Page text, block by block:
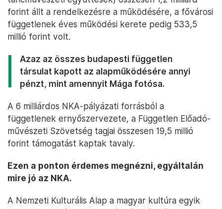
forint állt a rendelkezésre a működésére, a fővárosi
függetlenek éves működési kerete pedig 533,5
millió forint volt.
Azaz az összes budapesti független
társulat kapott az alapműködésére annyi
pénzt, mint amennyit Mága fotósa.
A 6 milliárdos NKA-pályázati forrásból a
függetlenek ernyőszervezete, a Független Előadó-
művészeti Szövetség tagjai összesen 19,5 millió
forint támogatást kaptak tavaly.
Ezen a ponton érdemes megnézni, egyáltalán
mire jó az NKA.
A Nemzeti Kulturális Alap a magyar kultúra egyik